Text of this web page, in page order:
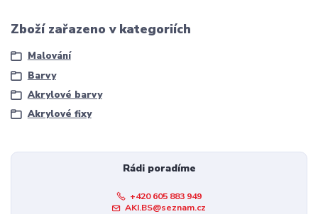
Zboží zařazeno v kategoriích
Malování
Barvy
Akrylové barvy
Akrylové fixy
Rádi poradíme
+420 605 883 949
AKI.BS@seznam.cz